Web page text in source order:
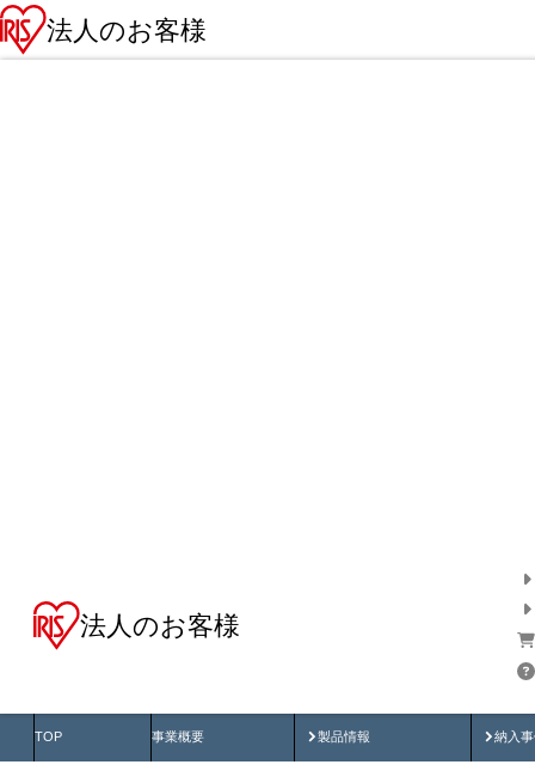
法人のお客様
法人のお客様
TOP 事業概要 製品情報
製品動画 納入
納